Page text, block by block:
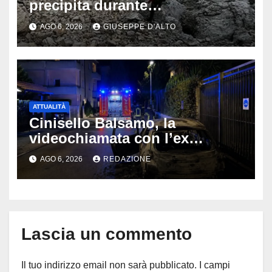
precipita durante
un’escursione: tragedia sul
Latemar davanti alla famiglia
AGO 6, 2026 GIUSEPPE D'ALTO
ATTUALITÀ
Cinisello Balsamo, la
videochiamata con l’ex
fidanzata e il dramma: 35enne
lotta tra la vita e la morte
AGO 6, 2026 REDAZIONE
Lascia un commento
Il tuo indirizzo email non sarà pubblicato. I campi